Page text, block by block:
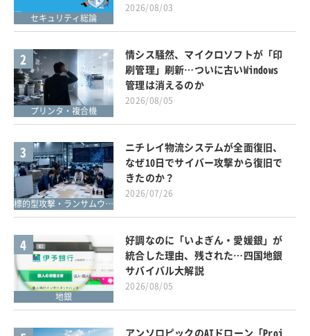
セキュリティ総論
2026/08/03
2
プリンタ・複合機
情シス騒然、マイクロソフトが「印
刷管理」刷新…ついに古いWindows
管理は消えるのか
2026/08/05
3
標的型攻撃・ランサムウェア対策
ニチレイ物流システムが全面復旧、
なぜ10日でサイバー攻撃から復旧で
きたのか？
2026/07/26
4
地銀
好調なのに「いよぎん・愛媛銀」が
統合した理由、残された…四国地銀
サバイバル大解説
2026/08/05
アンソロピックのAIドローン「Proj